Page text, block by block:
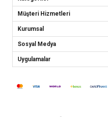
Müşteri Hizmetleri
Kurumsal
Sosyal Medya
Uygulamalar